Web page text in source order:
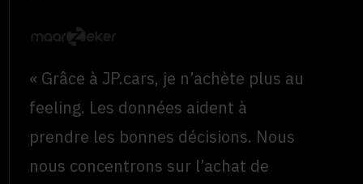
« Grâce à JP.cars, je n’achète plus au
feeling. Les données aident à
prendre les bonnes décisions. Nous
nous concentrons sur l’achat de